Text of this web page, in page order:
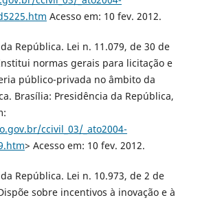
Acesso em: 10 fev. 2012.
da República. Lei n. 11.079, de 30 de
normas gerais para licitação e
público-privada no âmbito da
Brasília: Presidência da República,
ccivil_03/_ato2004-
> Acesso em: 10 fev. 2012.
da República. Lei n. 10.973, de 2 de
sobre incentivos à inovação e à